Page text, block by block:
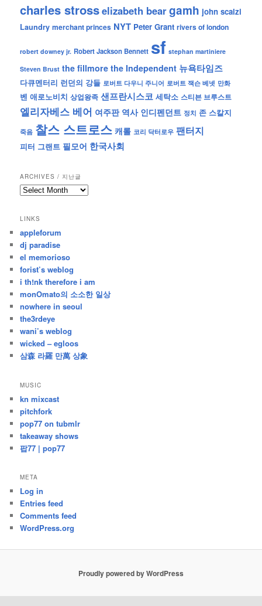
charles strosselizabeth beargamh john scalzi
Laundry merchant princes NYT Peter Grant rivers of london
robert downey jr. Robert Jackson Bennett sf stephan martiniere
Steven Brust the fillmore the Independent 뉴욕타임즈
다큐멘터리 런던의 강들 로버트 다우니 주니어 로버트 잭슨 베넷 만화
벤 애로노비치 상업왕족 샌프란시스코 세탁소 스티븐 브루스트
엘리자베스 베어 여주판 역사 인디펜던트 정치 존 스칼지
죽음 찰스 스트로스 캐롤 코리 닥터로우 팬터지
피터 그랜트 필모어 한국사회
ARCHIVES / 지난글
archives
난
글
LINKS
appleforum
dj paradise
el memorioso
forist’s weblog
i th!nk therefore i am
monOmato의 소소한 일상
nowhere in seoul
the3rdeye
wani’s weblog
wicked – egloos
삼森 라羅 만萬 상象
MUSIC
kn mixcast
pitchfork
pop77 on tubmlr
takeaway shows
팝77 | pop77
META
Log in
Entries feed
Comments feed
WordPress.org
Proudly powered by WordPress